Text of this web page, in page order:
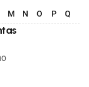
M N O P Q